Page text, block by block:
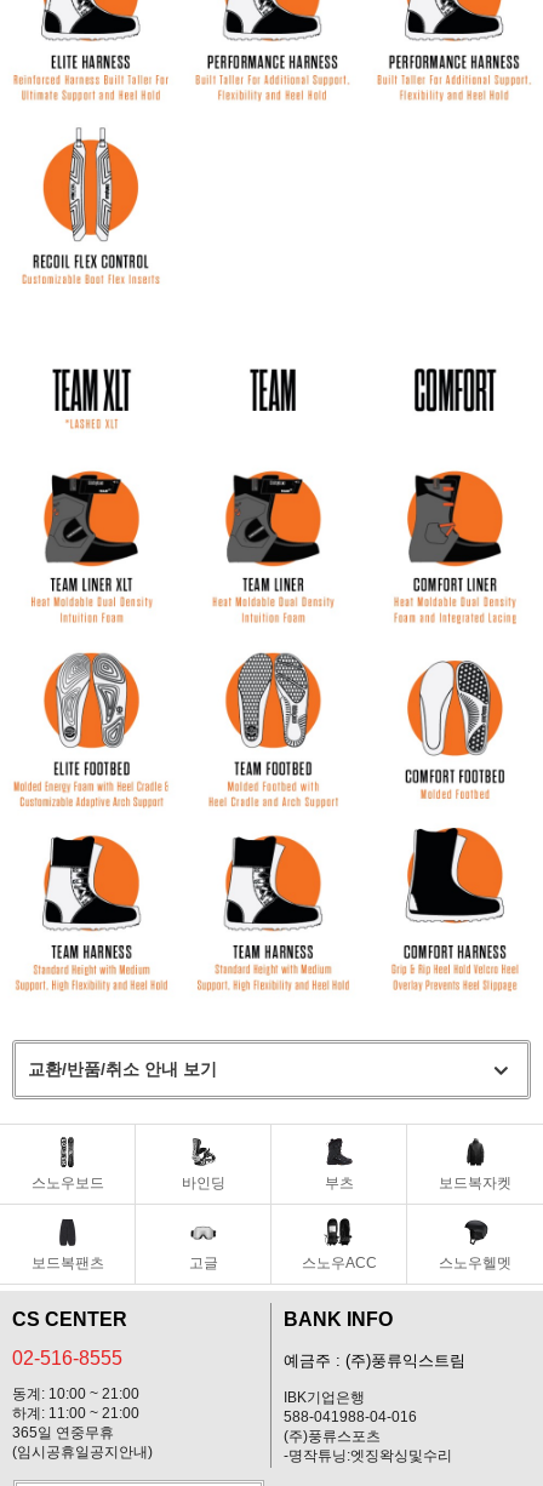
교환/반품/취소 안내 보기
스노우보드 바인딩 부츠 보드복자켓
보드복팬츠 고글 스노우ACC 스노우헬멧
CS CENTER
02-516-8555
동계: 10:00 ~ 21:00
하계: 11:00 ~ 21:00
365일 연중무휴
(임시공휴일공지안내)
BANK INFO
예금주 : (주)풍류익스트림
IBK기업은행
588-041988-04-016
(주)풍류스포츠
-명작튜닝:엣징왁싱및수리